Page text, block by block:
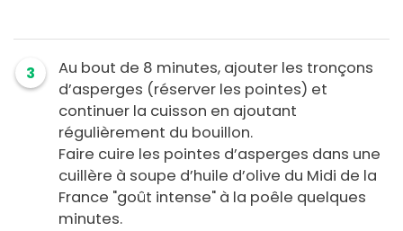
3
Au bout de 8 minutes, ajouter les tronçons
d’asperges (réserver les pointes) et
continuer la cuisson en ajoutant
régulièrement du bouillon.
Faire cuire les pointes d’asperges dans une
cuillère à soupe d’huile d’olive du Midi de la
France "goût intense" à la poêle quelques
minutes.